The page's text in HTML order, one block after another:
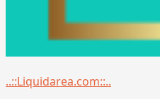
Menu
..::Liquidarea.com::..